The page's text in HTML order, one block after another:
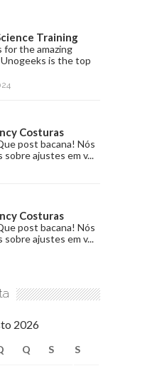
Training
for the amazing
is the top
Costuras
post bacana! Nós
sobre ajustes em v...
Costuras
post bacana! Nós
sobre ajustes em v...
2026
Q S S